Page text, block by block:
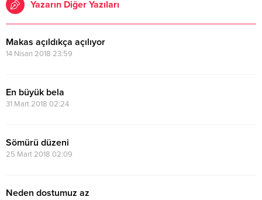
Yazarın Diğer Yazıları
Makas açıldıkça açılıyor
14 Nisan 2018 23:59
En büyük bela
31 Mart 2018 02:24
Sömürü düzeni
25 Mart 2018 02:09
Neden dostumuz az